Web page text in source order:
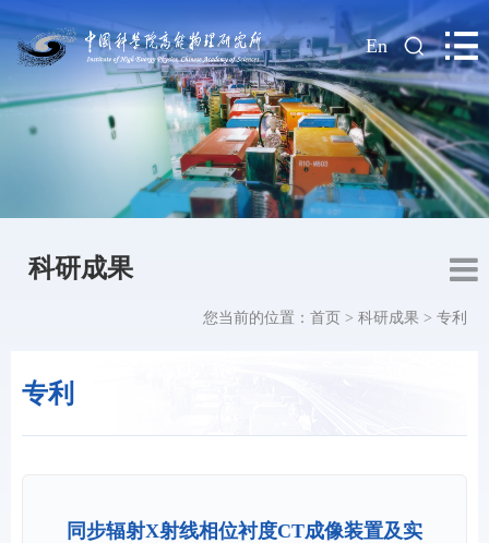
| En
科研成果
专利
您当前的位置： 首页 > 科研成果 > 专利
同步辐射X射线相位衬度CT成像装置及实